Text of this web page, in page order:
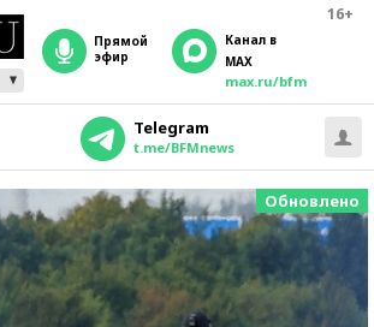
16+
прямой
эфир
Канал в
MAX
max.ru/bfm
Telegram
t.me/BFMnews
Обновлено